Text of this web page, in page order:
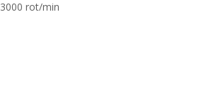
3000 rot/min